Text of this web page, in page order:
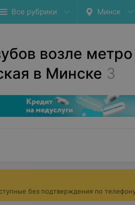
Все рубрики Минск
возле метро
в Минске 3
без подтверждения по